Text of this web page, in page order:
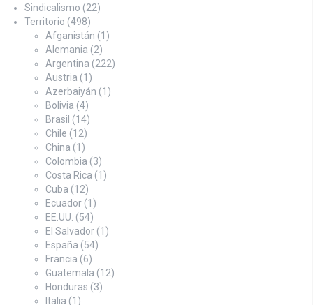
Sindicalismo (22)
Territorio (498)
Afganistán (1)
Alemania (2)
Argentina (222)
Austria (1)
Azerbaiyán (1)
Bolivia (4)
Brasil (14)
Chile (12)
China (1)
Colombia (3)
Costa Rica (1)
Cuba (12)
Ecuador (1)
EE.UU. (54)
El Salvador (1)
España (54)
Francia (6)
Guatemala (12)
Honduras (3)
Italia (1)